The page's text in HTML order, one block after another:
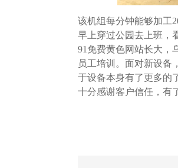
该机组每分钟能够加工
早上穿过公园去上班
91免费黄色网站长大，
员工培训。面对新设备
于设备本身有了更多的了
十分感谢客户信任，